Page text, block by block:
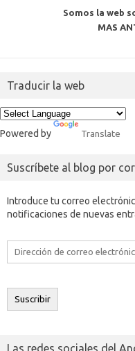
Somos la web
MAS
Traducir la web
Powered by Translate
Suscríbete al blog por
Introduce tu correo
notificaciones de nuevas
Dirección
electrónico
Suscribir
Las redes sociales del